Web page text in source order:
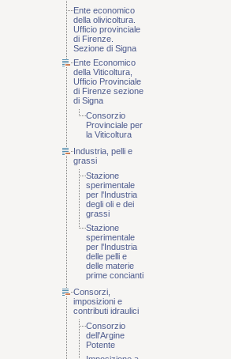
Ente economico
della olivicoltura.
Ufficio provinciale
di Firenze.
Sezione di Signa
Ente Economico
della Viticoltura,
Ufficio Provinciale
di Firenze sezione
di Signa
Consorzio
Provinciale per
la Viticoltura
Industria, pelli e
grassi
Stazione
sperimentale
per l'Industria
degli oli e dei
grassi
Stazione
sperimentale
per l'Industria
delle pelli e
delle materie
prime concianti
Consorzi,
imposizioni e
contributi idraulici
Consorzio
dell'Argine
Potente